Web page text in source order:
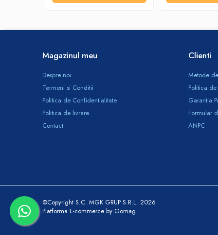
Accesorii hoteliere
Cosmetice hoteliere
Gama de cosmetice hoteliere Black Tie
Gama de cosmetice hoteliere Botanika
Ferragamo
Gama de cosmetice hoteliere Sense
Papuci hotel
Magazinul meu
Despre noi
Termeni si Conditii
Politica de Confidentialitate
Politica de livrare
Contact
Clienti
Metode
Politica de
Garantia
Formular
ANPC
©Copyright S.C. MGK GRUP S.R.L. 2026
Platforma E-commerce by Gomag